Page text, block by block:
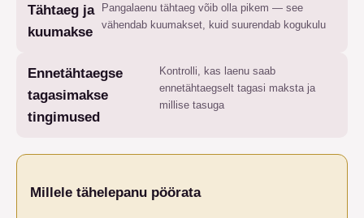
Tähtaeg ja
kuumakse
Pangalaenu tähtaeg võib olla pikem — see
vähendab kuumakset, kuid suurendab kogukulu
Ennetähtaegse
tagasimakse
tingimused
Kontrolli, kas laenu saab
ennetähtaegselt tagasi maksta ja
millise tasuga
Millele tähelepanu pöörata